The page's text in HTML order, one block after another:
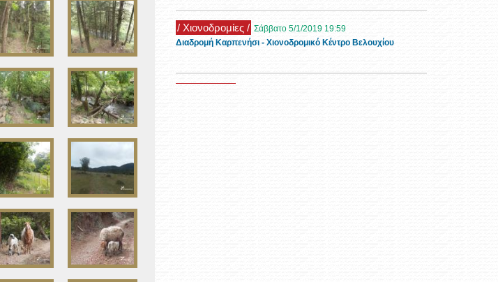
/ Χιονοδρομίες / Σάββατο 5/1/2019 19:59
Διαδρομή Καρπενήσι - Χιονοδρομικό Κέντρο Βελουχίου